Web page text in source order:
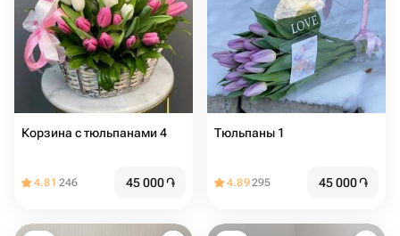
Корзина с тюльпанами 4
4.81 246 45 000֏
Тюльпаны 1
4.89295 45 000֏